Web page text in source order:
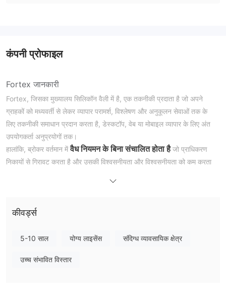
कंपनी प्रोफाइल
Fortex जानकारी
Fortex, जिसका मुख्यालय सिलिकॉन वैली में है, एक तकनीकी प्रदाता है जो अपने
ग्राहकों को मध्यवर्ती से लेकर व्यापार परामर्श, विश्लेषण और अनुकूलन सेवाओं तक के
लिए तकनीकी समाधान प्रदान करता है, डेस्कटॉप, वेब या मोबाइल व्यापार के लिए अंत
उपयोगकर्ता अनुप्रयोगों तक।
हालांकि, ब्रोकर वर्तमान मेंवैध नियमन के बिना संचालित होता हैजो प्राधिकरण
निकायों से गिरावट करता है और उसकी विश्वसनीयता और विश्वसनीयता को कम करता
नियामकीय एक ब्रोकरेज फर्म की विधिता और विश्वसनीयता का मूल्यांकन करने का एक
निगरानी के बिना संचालित होता है। एक नियामकीय ढांचे की अनुपस्थिति ब्रोकर के
को उठाती है।
कीवर्ड्स
5-10 साल योग्य लाइसेंस संदिग्ध व्यावसायिक क्षेत्र
उच्च संभावित विस्तार